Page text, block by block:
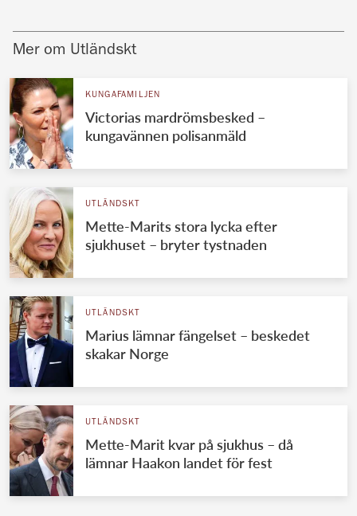
Mer om Utländskt
KUNGAFAMILJEN
Victorias mardrömsbesked –
kungavännen polisanmäld
UTLÄNDSKT
Mette-Marits stora lycka efter
sjukhuset – bryter tystnaden
UTLÄNDSKT
Marius lämnar fängelset – beskedet
skakar Norge
UTLÄNDSKT
Mette-Marit kvar på sjukhus – då
lämnar Haakon landet för fest